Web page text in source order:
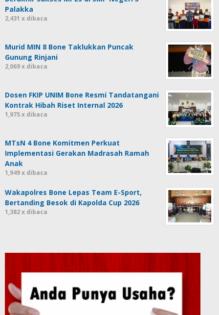
Palakka
2,431 x dibaca
Murid MIN 8 Bone Taklukkan Puncak
Gunung Rinjani
2,069 x dibaca
Dosen FKIP UNIM Bone Resmi Tandatangani
Kontrak Hibah Riset Internal 2026
1,975 x dibaca
MTsN 4 Bone Komitmen Perkuat
Implementasi Gerakan Madrasah Ramah
Anak
1,949 x dibaca
Wakapolres Bone Lepas Team E-Sport,
Bertanding Besok di Kapolda Cup 2026
1,382 x dibaca